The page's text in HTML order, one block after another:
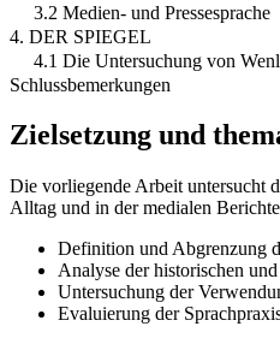
3.2 Medien- und Pressesprache
4. DER SPIEGEL
4.1 Die Untersuchung von
Schlussbemerkungen
Zielsetzung und
Die vorliegende Arbeit untersucht
Alltag und in der medialen
Definition und Abgrenzung
Analyse der historischen
Untersuchung der
Evaluierung der